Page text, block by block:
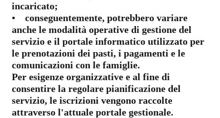
incaricato;
• conseguentemente, potrebbero variare
anche le modalità operative di gestione del
servizio e il portale informatico utilizzato per
le prenotazioni dei pasti, i pagamenti e le
comunicazioni con le famiglie.
Per esigenze organizzative e al fine di
consentire la regolare pianificazione del
servizio, le iscrizioni vengono raccolte
attraverso l'attuale portale gestionale.